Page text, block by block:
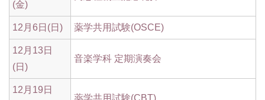
(金)
12月6日(日) 薬学共用試験(OSCE)
12月13日
(日)
音楽学科 定期演奏会
12月19日
薬学共用試験(CBT)